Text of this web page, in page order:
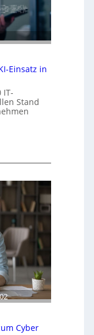
Einsatz in
IT-
Stand
Cyber